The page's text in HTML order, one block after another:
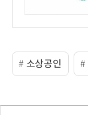
소상공인